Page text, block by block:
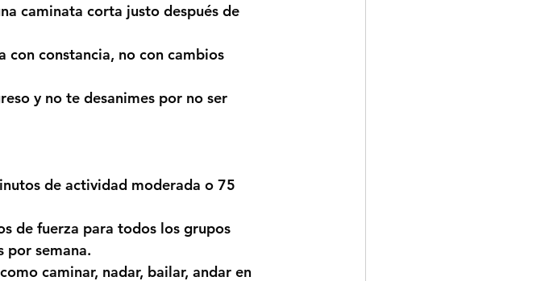
caminata corta justo después de
con constancia, no con cambios
y no te desanimes por no ser
de actividad moderada o 75
de fuerza para todos los grupos
por semana.
caminar, nadar, bailar, andar en